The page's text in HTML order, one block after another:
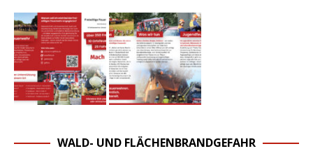
WALD- UND FLÄCHENBRANDGEFAHR